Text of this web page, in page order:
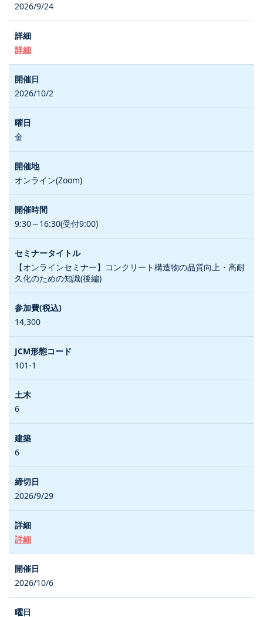
2026/9/24
詳細
2026/10/2
金
オンライン(Zoom)
9:30～16:30(受付9:00)
【オンラインセミナー】コンクリート構造物の品質向上・高耐
久化のための知識(後編)
14,300
101-1
6
6
2026/9/29
詳細
2026/10/6